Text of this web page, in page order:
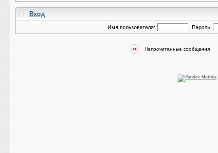
Вход
Имя пользователя: Пароль:
Непрочитанные сообщения